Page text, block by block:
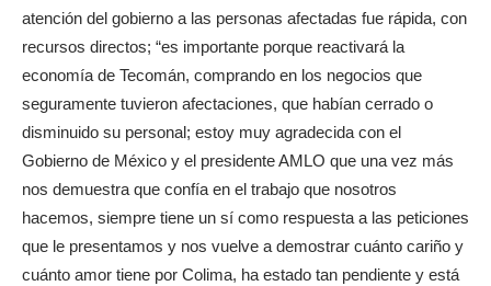
atención del gobierno a las personas afectadas fue rápida, con
recursos directos; “es importante porque reactivará la
economía de Tecomán, comprando en los negocios que
seguramente tuvieron afectaciones, que habían cerrado o
disminuido su personal; estoy muy agradecida con el
Gobierno de México y el presidente AMLO que una vez más
nos demuestra que confía en el trabajo que nosotros
hacemos, siempre tiene un sí como respuesta a las peticiones
que le presentamos y nos vuelve a demostrar cuánto cariño y
cuánto amor tiene por Colima, ha estado tan pendiente y está